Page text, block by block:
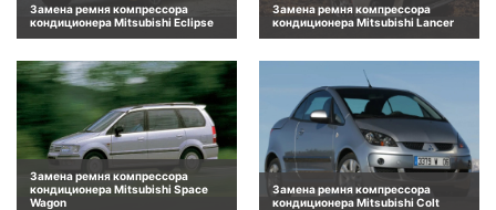
Замена ремня компрессора
кондиционера Mitsubishi Eclipse
Замена ремня компрессора
кондиционера Mitsubishi Lancer
Замена ремня компрессора
кондиционера Mitsubishi Space
Wagon
Замена ремня компрессора
кондиционера Mitsubishi Colt